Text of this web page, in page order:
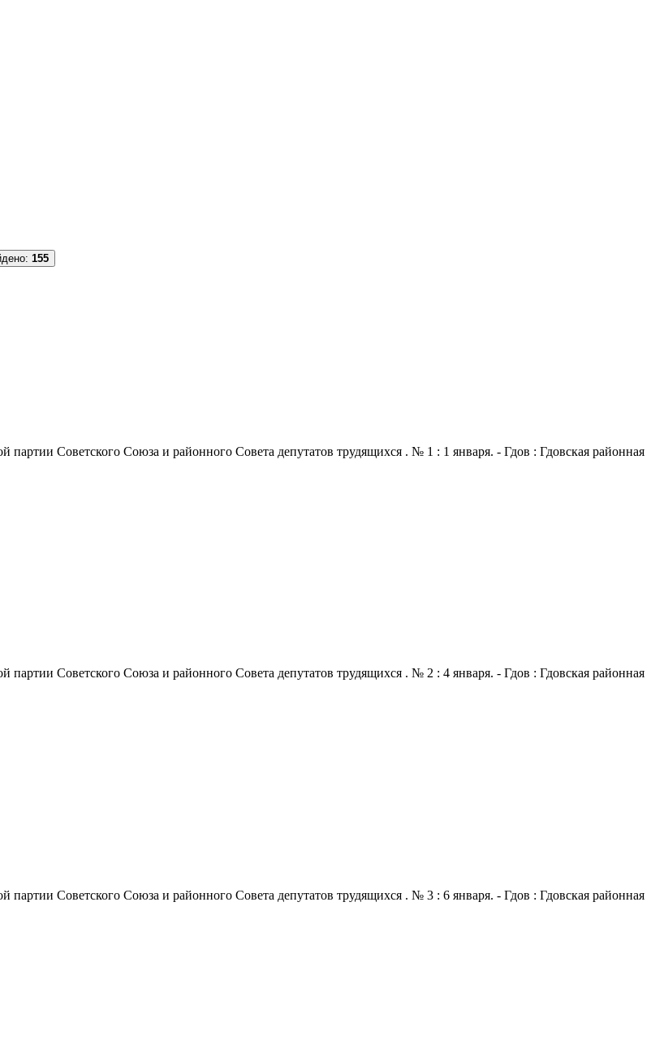
155
партии Советского Союза и районного Совета депутатов трудящихся . № 1 : 1 января. - Гдов : Гдовская районная
партии Советского Союза и районного Совета депутатов трудящихся . № 2 : 4 января. - Гдов : Гдовская районная
партии Советского Союза и районного Совета депутатов трудящихся . № 3 : 6 января. - Гдов : Гдовская районная